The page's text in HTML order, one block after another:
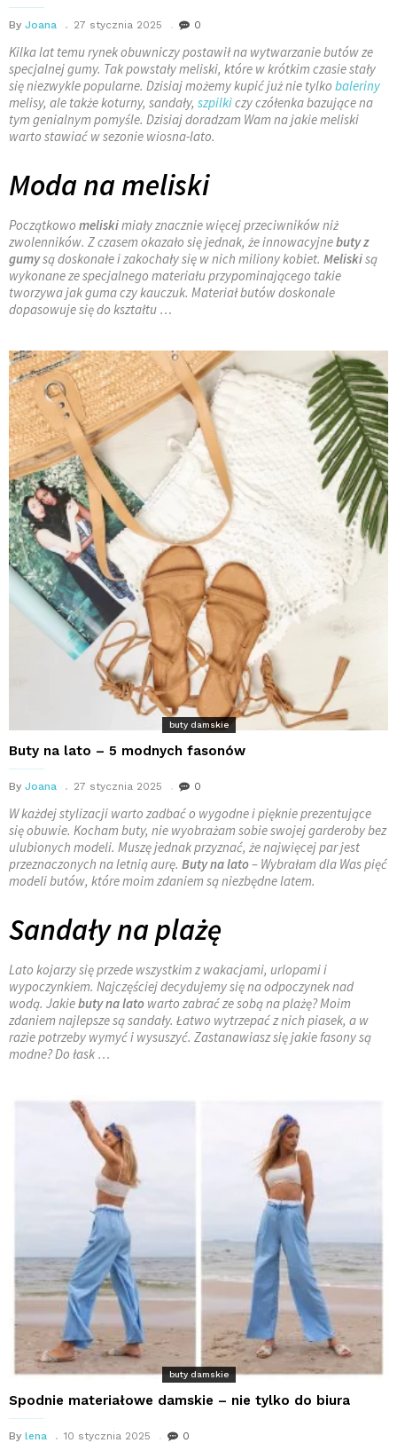
By Joana 27 stycznia 2025 0
Kilka lat temu rynek obuwniczy postawił na wytwarzanie butów ze
specjalnej gumy. Tak powstały meliski, które w krótkim czasie stały
się niezwykle popularne. Dzisiaj możemy kupić już nie tylko baleriny
melisy, ale także koturny, sandały, szpilkiczy czółenka bazujące na
tym genialnym pomyśle. Dzisiaj doradzam Wam na jakie meliski
warto stawiać w sezonie wiosna-lato.
Moda na meliski
Początkowo meliskimiały znacznie więcej przeciwników niż
zwolenników. Z czasem okazało się jednak, że innowacyjnebuty z
gumysą doskonałe i zakochały się w nich miliony kobiet. Meliskisą
wykonane ze specjalnego materiału przypominającego takie
tworzywa jak guma czy kauczuk. Materiał butów doskonale
dopasowuje się do kształtu …
buty damskie
Buty na lato – 5 modnych fasonów
By Joana 27 stycznia 2025 0
W każdej stylizacji warto zadbać o wygodne i pięknie prezentujące
się obuwie. Kocham buty, nie wyobrażam sobie swojej garderoby bez
ulubionych modeli. Muszę jednak przyznać, że najwięcej par jest
przeznaczonych na letnią aurę. Buty na lato– Wybrałam dla Was pięć
modeli butów, które moim zdaniem są niezbędne latem.
Sandały na plażę
Lato kojarzy się przede wszystkim z wakacjami, urlopami i
wypoczynkiem. Najczęściej decydujemy się na odpoczynek nad
wodą. Jakiebuty na lato warto zabrać ze sobą na plażę? Moim
zdaniem najlepsze są sandały. Łatwo wytrzepać z nich piasek, a w
razie potrzeby wymyć i wysuszyć. Zastanawiasz się jakie fasony są
modne? Do łask …
buty damskie
Spodnie materiałowe damskie – nie tylko do biura
By lena 10 stycznia 2025 0